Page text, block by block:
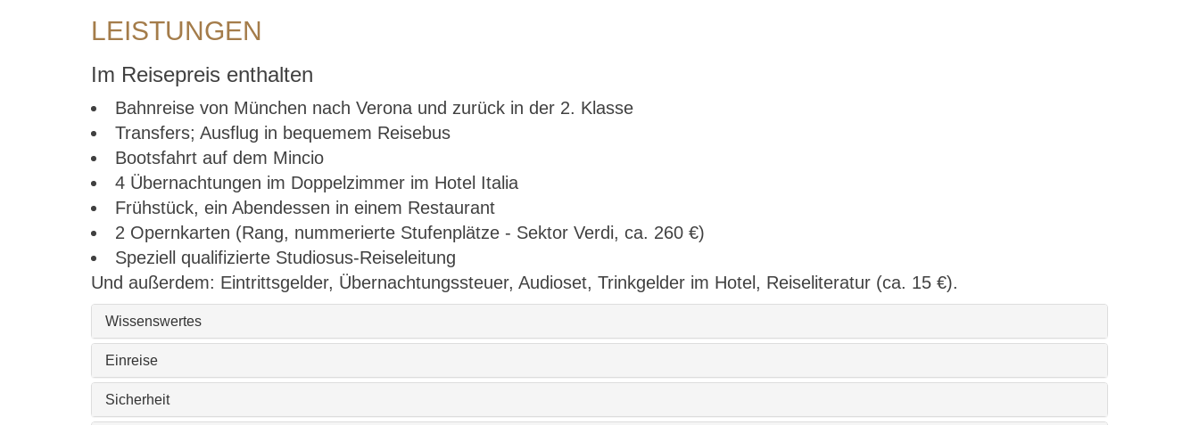
LEISTUNGEN
Im Reisepreis enthalten
Bahnreise von München nach Verona und zurück in der 2. Klasse
Transfers; Ausflug in bequemem Reisebus
Bootsfahrt auf dem Mincio
4 Übernachtungen im Doppelzimmer im Hotel Italia
Frühstück, ein Abendessen in einem Restaurant
2 Opernkarten (Rang, nummerierte Stufenplätze - Sektor Verdi, ca. 260 €)
Speziell qualifizierte Studiosus-Reiseleitung
Und außerdem: Eintrittsgelder, Übernachtungssteuer, Audioset, Trinkgelder im Hotel, Reiseliteratur (ca. 15 €).
Wissenswertes
Einreise
Sicherheit